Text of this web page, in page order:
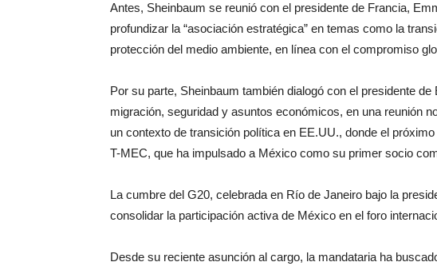
Antes, Sheinbaum se reunió con el presidente de Francia,
profundizar la “asociación estratégica” en temas como la
protección del medio ambiente, en línea con el compromiso
Por su parte, Sheinbaum también dialogó con el presidente
migración, seguridad y asuntos económicos, en una reunión
un contexto de transición política en EE.UU., donde el
T-MEC, que ha impulsado a México como su primer socio
La cumbre del G20, celebrada en Río de Janeiro bajo la
consolidar la participación activa de México en el foro
Desde su reciente asunción al cargo, la mandataria ha